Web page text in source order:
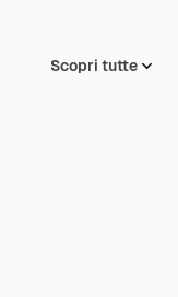
Scopri tutte